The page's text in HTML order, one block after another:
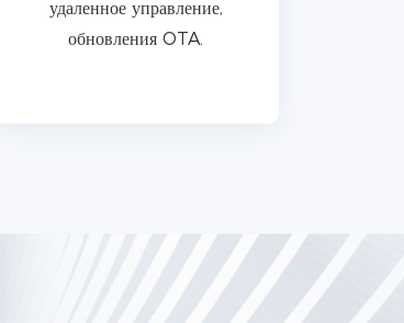
удаленное управление,
обновления OTA.